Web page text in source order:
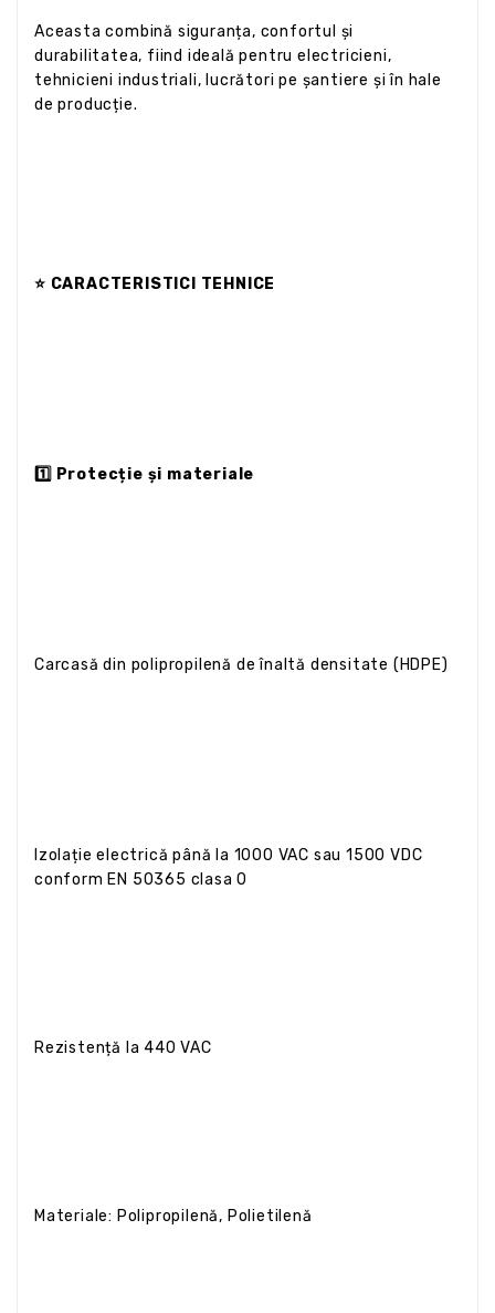
Aceasta combină siguranța, confortul și
durabilitatea, fiind ideală pentru electricieni,
tehnicieni industriali, lucrători pe șantiere și în hale
de producție.
⭐ CARACTERISTICI TEHNICE
1️⃣ Protecție și materiale
Carcasă din polipropilenă de înaltă densitate (HDPE)
Izolație electrică până la 1000 VAC sau 1500 VDC
conform EN 50365 clasa 0
Rezistență la 440 VAC
Materiale: Polipropilenă, Polietilenă